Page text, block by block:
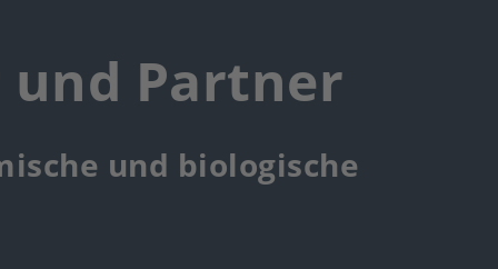
Partner
und biologische